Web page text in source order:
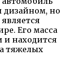
дизайном, но
Его масса
и находится
тяжелых